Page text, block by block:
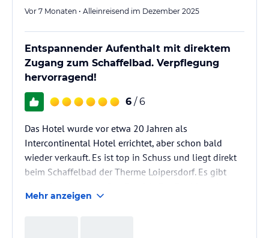
Vor 7 Monaten • Alleinreisend im Dezember 2025
Entspannender Aufenthalt mit direktem
Zugang zum Schaffelbad. Verpflegung
hervorragend!
6 / 6
Das Hotel wurde vor etwa 20 Jahren als
Intercontinental Hotel errichtet, aber schon bald
wieder verkauft. Es ist top in Schuss und liegt direkt
beim Schaffelbad der Therme Loipersdorf. Es gibt
kein Thermalwasser.
Mehr anzeigen